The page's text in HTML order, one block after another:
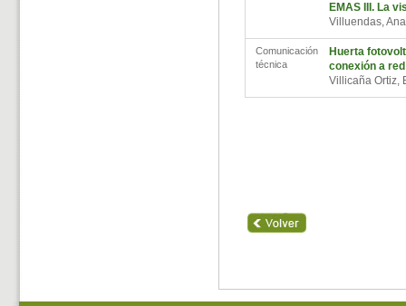
EMAS III. La
Villuendas,
Comunicación
técnica
Huerta
conexión a
Villicaña Ortiz,